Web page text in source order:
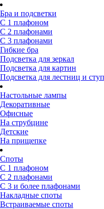
Бра и подсветки
С 1 плафоном
С 2 плафонами
С 3 плафонами
Гибкие бра
Подсветка для зеркал
Подсветка для картин
Подсветка для лестниц и
Настольные лампы
Декоративные
Офисные
На струбцине
Детские
На прищепке
Споты
С 1 плафоном
С 2 плафонами
С 3 и более плафонами
Накладные споты
Встраиваемые споты